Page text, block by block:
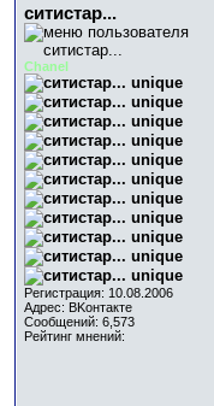
ситистар...
Chanel
Регистрация: 10.08.2006
Адрес: BKонтактe
Сообщений: 6,573
Рейтинг мнений: